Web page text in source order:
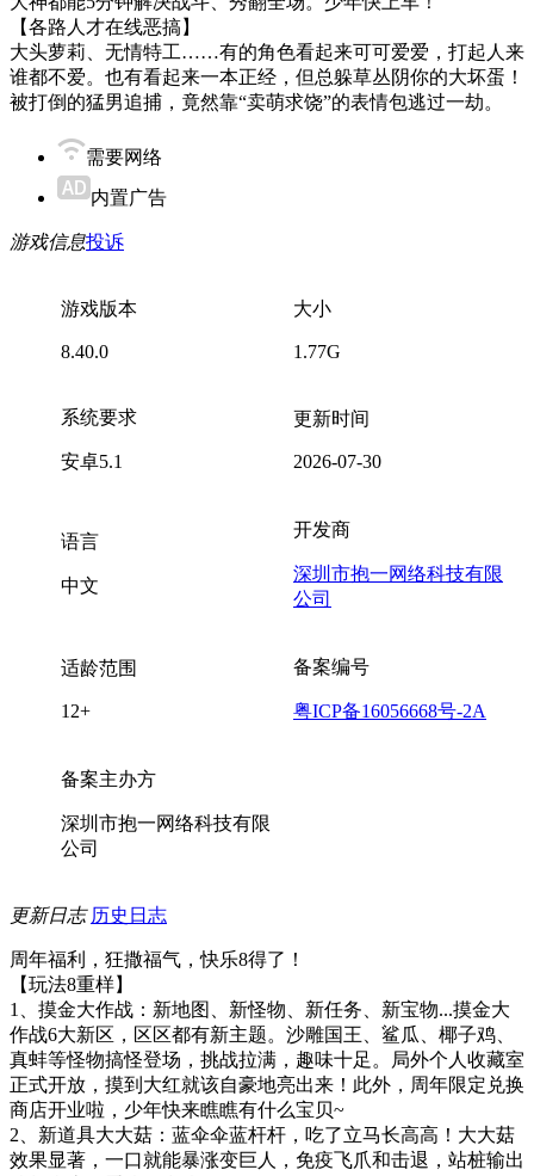
【各路人才在线恶搞】
大头萝莉、无情特工……有的角色看起来可可爱爱，打起人来
谁都不爱。也有看起来一本正经，但总躲草丛阴你的大坏蛋！
被打倒的猛男追捕，竟然靠“卖萌求饶”的表情包逃过一劫。
需要网络
内置广告
游戏信息投诉
游戏版本
8.40.0
大小
1.77G
系统要求
安卓5.1
更新时间
2026-07-30
语言
中文
开发商
深圳市抱一网络科技有限
公司
适龄范围
12+
备案编号
粤ICP备16056668号-2A
备案主办方
深圳市抱一网络科技有限
公司
更新日志 历史日志
周年福利，狂撒福气，快乐8得了！
【玩法8重样】
1、摸金大作战：新地图、新怪物、新任务、新宝物...摸金大
作战6大新区，区区都有新主题。沙雕国王、鲨瓜、椰子鸡、
真蚌等怪物搞怪登场，挑战拉满，趣味十足。局外个人收藏室
正式开放，摸到大红就该自豪地亮出来！此外，周年限定兑换
商店开业啦，少年快来瞧瞧有什么宝贝~
2、新道具大大菇：蓝伞伞蓝杆杆，吃了立马长高高！大大菇
效果显著，一口就能暴涨变巨人，免疫飞爪和击退，站桩输出